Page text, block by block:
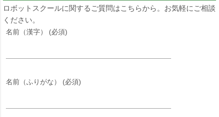
ロボットスクールに関するご質問はこちらから。お気軽にご相談
ください。
名前（漢字） (必須)
名前（ふりがな） (必須)